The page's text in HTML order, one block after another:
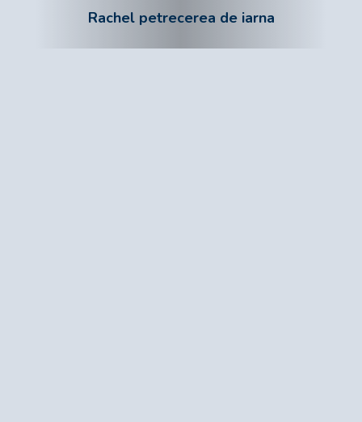
Rachel petrecerea de iarna